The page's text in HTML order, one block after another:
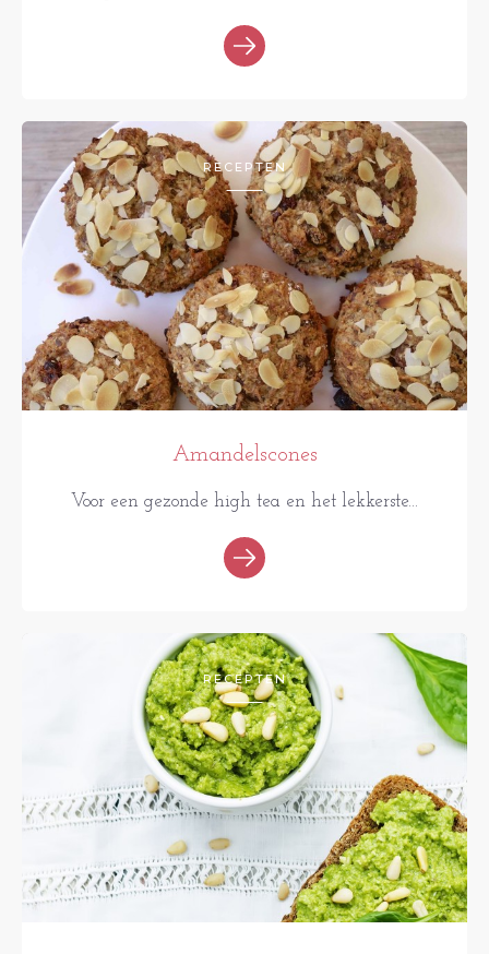
RECEPTEN
Amandelscones
Voor een gezonde high tea en het lekkerste...
RECEPTEN